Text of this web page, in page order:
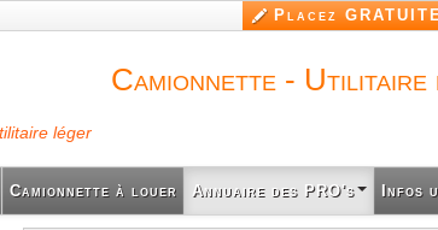
principal
Placez
léger
Camionnette - Utilitaire
Camionnette à louer Annuaire des PRO's Infos